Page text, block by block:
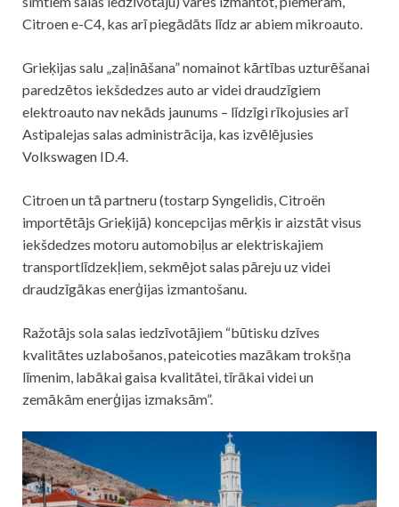
Citroen e-C4, kas arī piegādāts līdz ar abiem mikroauto.
Grieķijas salu „zaļināšana” nomainot kārtības uzturēšanai
paredzētos iekšdedzes auto ar videi draudzīgiem
elektroauto nav nekāds jaunums – līdzīgi rīkojusies arī
Astipalejas salas administrācija, kas izvēlējusies
Volkswagen ID.4.
Citroen un tā partneru (tostarp Syngelidis, Citroën
importētājs Grieķijā) koncepcijas mērķis ir aizstāt visus
iekšdedzes motoru automobiļus ar elektriskajiem
transportlīdzekļiem, sekmējot salas pāreju uz videi
draudzīgākas enerģijas izmantošanu.
Ražotājs sola salas iedzīvotājiem “būtisku dzīves
kvalitātes uzlabošanos, pateicoties mazākam trokšņa
līmenim, labākai gaisa kvalitātei, tīrākai videi un
zemākām enerģijas izmaksām”.